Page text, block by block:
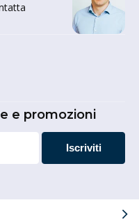
e promozioni
Iscriviti